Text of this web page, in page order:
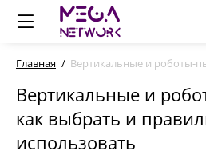
Главная Вертикальные и роботы-
Вертикальные и
как выбрать и
использовать